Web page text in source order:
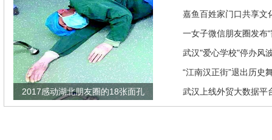
2017感动湖北朋友圈的18张面孔
偿40余万元
嘉鱼百姓家门口共享文
馆讲座家里看
一女子微信朋友圈发布
发现竟是闹剧
武汉"爱心学校"停办风
“江南汉正街”退出历史
武汉上线外贸大数据平